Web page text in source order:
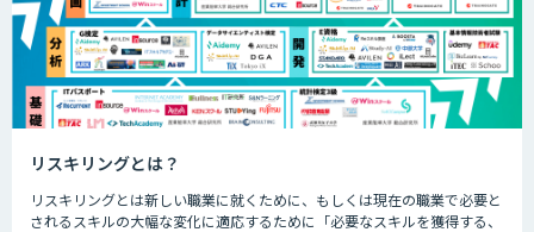
リスキリングとは？
リスキリングとは新しい職業に就くために、もしくは現在の職業で必要と
されるスキルの大幅な変化に適応するために「必要なスキルを獲得する、